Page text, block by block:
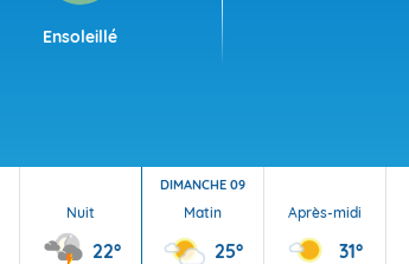
Ensoleillé
Nuit
22°
DIMANCHE 09
Matin
25°
Après-midi
31°